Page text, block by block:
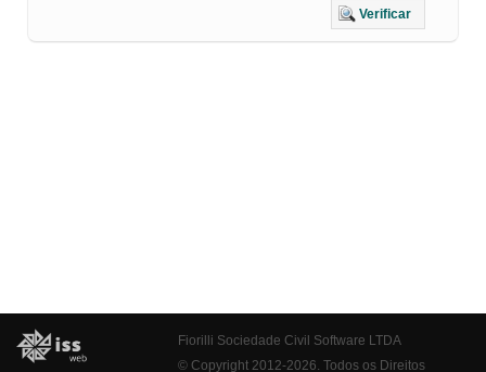
Verificar
Fiorilli Sociedade Civil Software LTDA
© Copyright 2012-2026. Todos os Direitos